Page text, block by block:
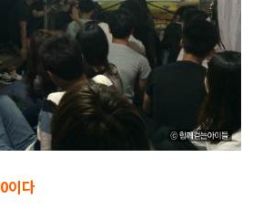
이다